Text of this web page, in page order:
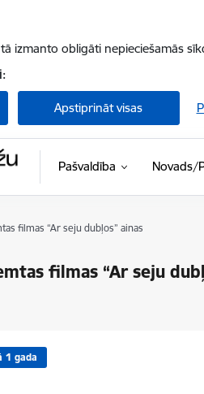
izmanto obligāti nepieciešamās
Apstiprināt visas
Pašvaldība Novads/
filmas “Ar seju dubļos” ainas
filmas “Ar seju
1 gada